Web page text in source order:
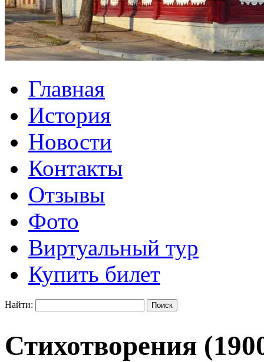
Главная
История
Новости
Контакты
Отзывы
Фото
Виртуальный тур
Купить билет
Найти:
Стихотворения